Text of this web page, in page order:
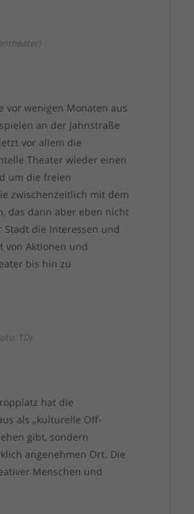
vor wenigen Monaten aus
an der Jahnstraße
vor allem die
Theater wieder einen
um die freien
zwischenzeitlich mit dem
das dann aber eben nicht
die Interessen und
von Aktionen und
bis hin zu
TD)
hat die
als „kulturelle Off-
gibt, sondern
angenehmen Ort. Die
Menschen und